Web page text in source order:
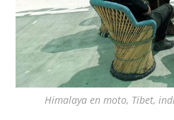
Himalaya en moto, Tibet,